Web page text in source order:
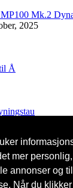
mer personlig,
annonser og
Når du
Mk.2
2025
Å
Skandinavia og